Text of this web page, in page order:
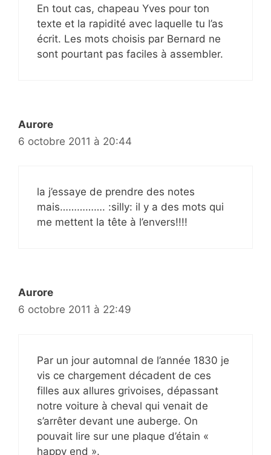
En tout cas, chapeau Yves pour ton
texte et la rapidité avec laquelle tu l’as
écrit. Les mots choisis par Bernard ne
sont pourtant pas faciles à assembler.
Aurore
6 octobre 2011 à 20:44
la j’essaye de prendre des notes
mais……………. :silly: il y a des mots qui
me mettent la tête à l’envers!!!!
Aurore
6 octobre 2011 à 22:49
Par un jour automnal de l’année 1830 je
vis ce chargement décadent de ces
filles aux allures grivoises, dépassant
notre voiture à cheval qui venait de
s’arrêter devant une auberge. On
pouvait lire sur une plaque d’étain «
happy end ».